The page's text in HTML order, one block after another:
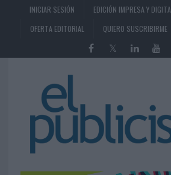
INICIAR SESIÓN EDICIÓN IMPRESA Y
OFERTA EDITORIAL
QUIERO SUSCRIBIRME